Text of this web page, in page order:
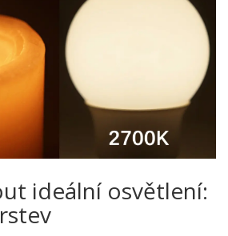
ideální osvětlení: